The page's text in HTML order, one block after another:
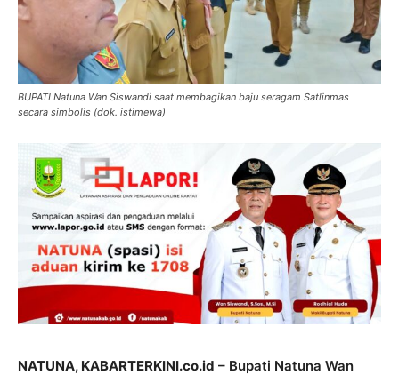
BUPATI Natuna Wan Siswandi saat membagikan baju seragam Satlinmas
secara simbolis (dok. istimewa)
NATUNA, KABARTERKINI.co.id – Bupati Natuna Wan